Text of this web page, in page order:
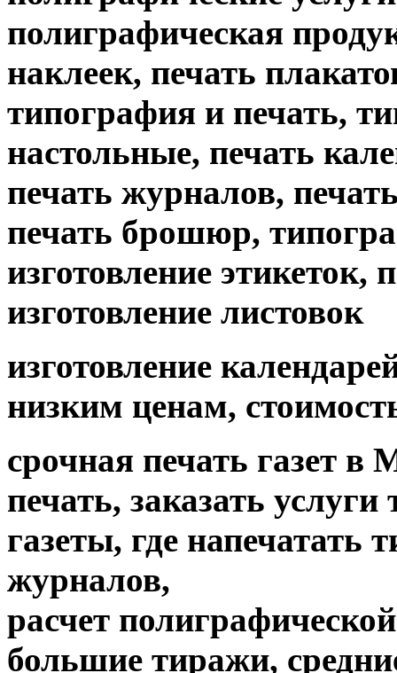
полиграфическая
наклеек, печать
типография и печать,
настольные, печать
печать журналов,
печать брошюр,
изготовление этикеток,
изготовление листовок
изготовление
низким ценам,
срочная печать газет в
печать, заказать
газеты, где напечатать
журналов,
расчет
большие тиражи,